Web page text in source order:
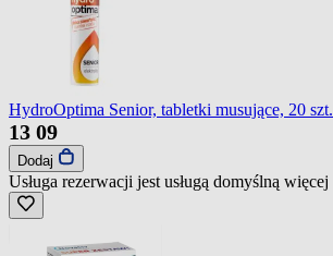
HydroOptima Senior, tabletki musujące, 20 szt.
13 09
Dodaj
Usługa rezerwacji jest usługą domyślną więcej